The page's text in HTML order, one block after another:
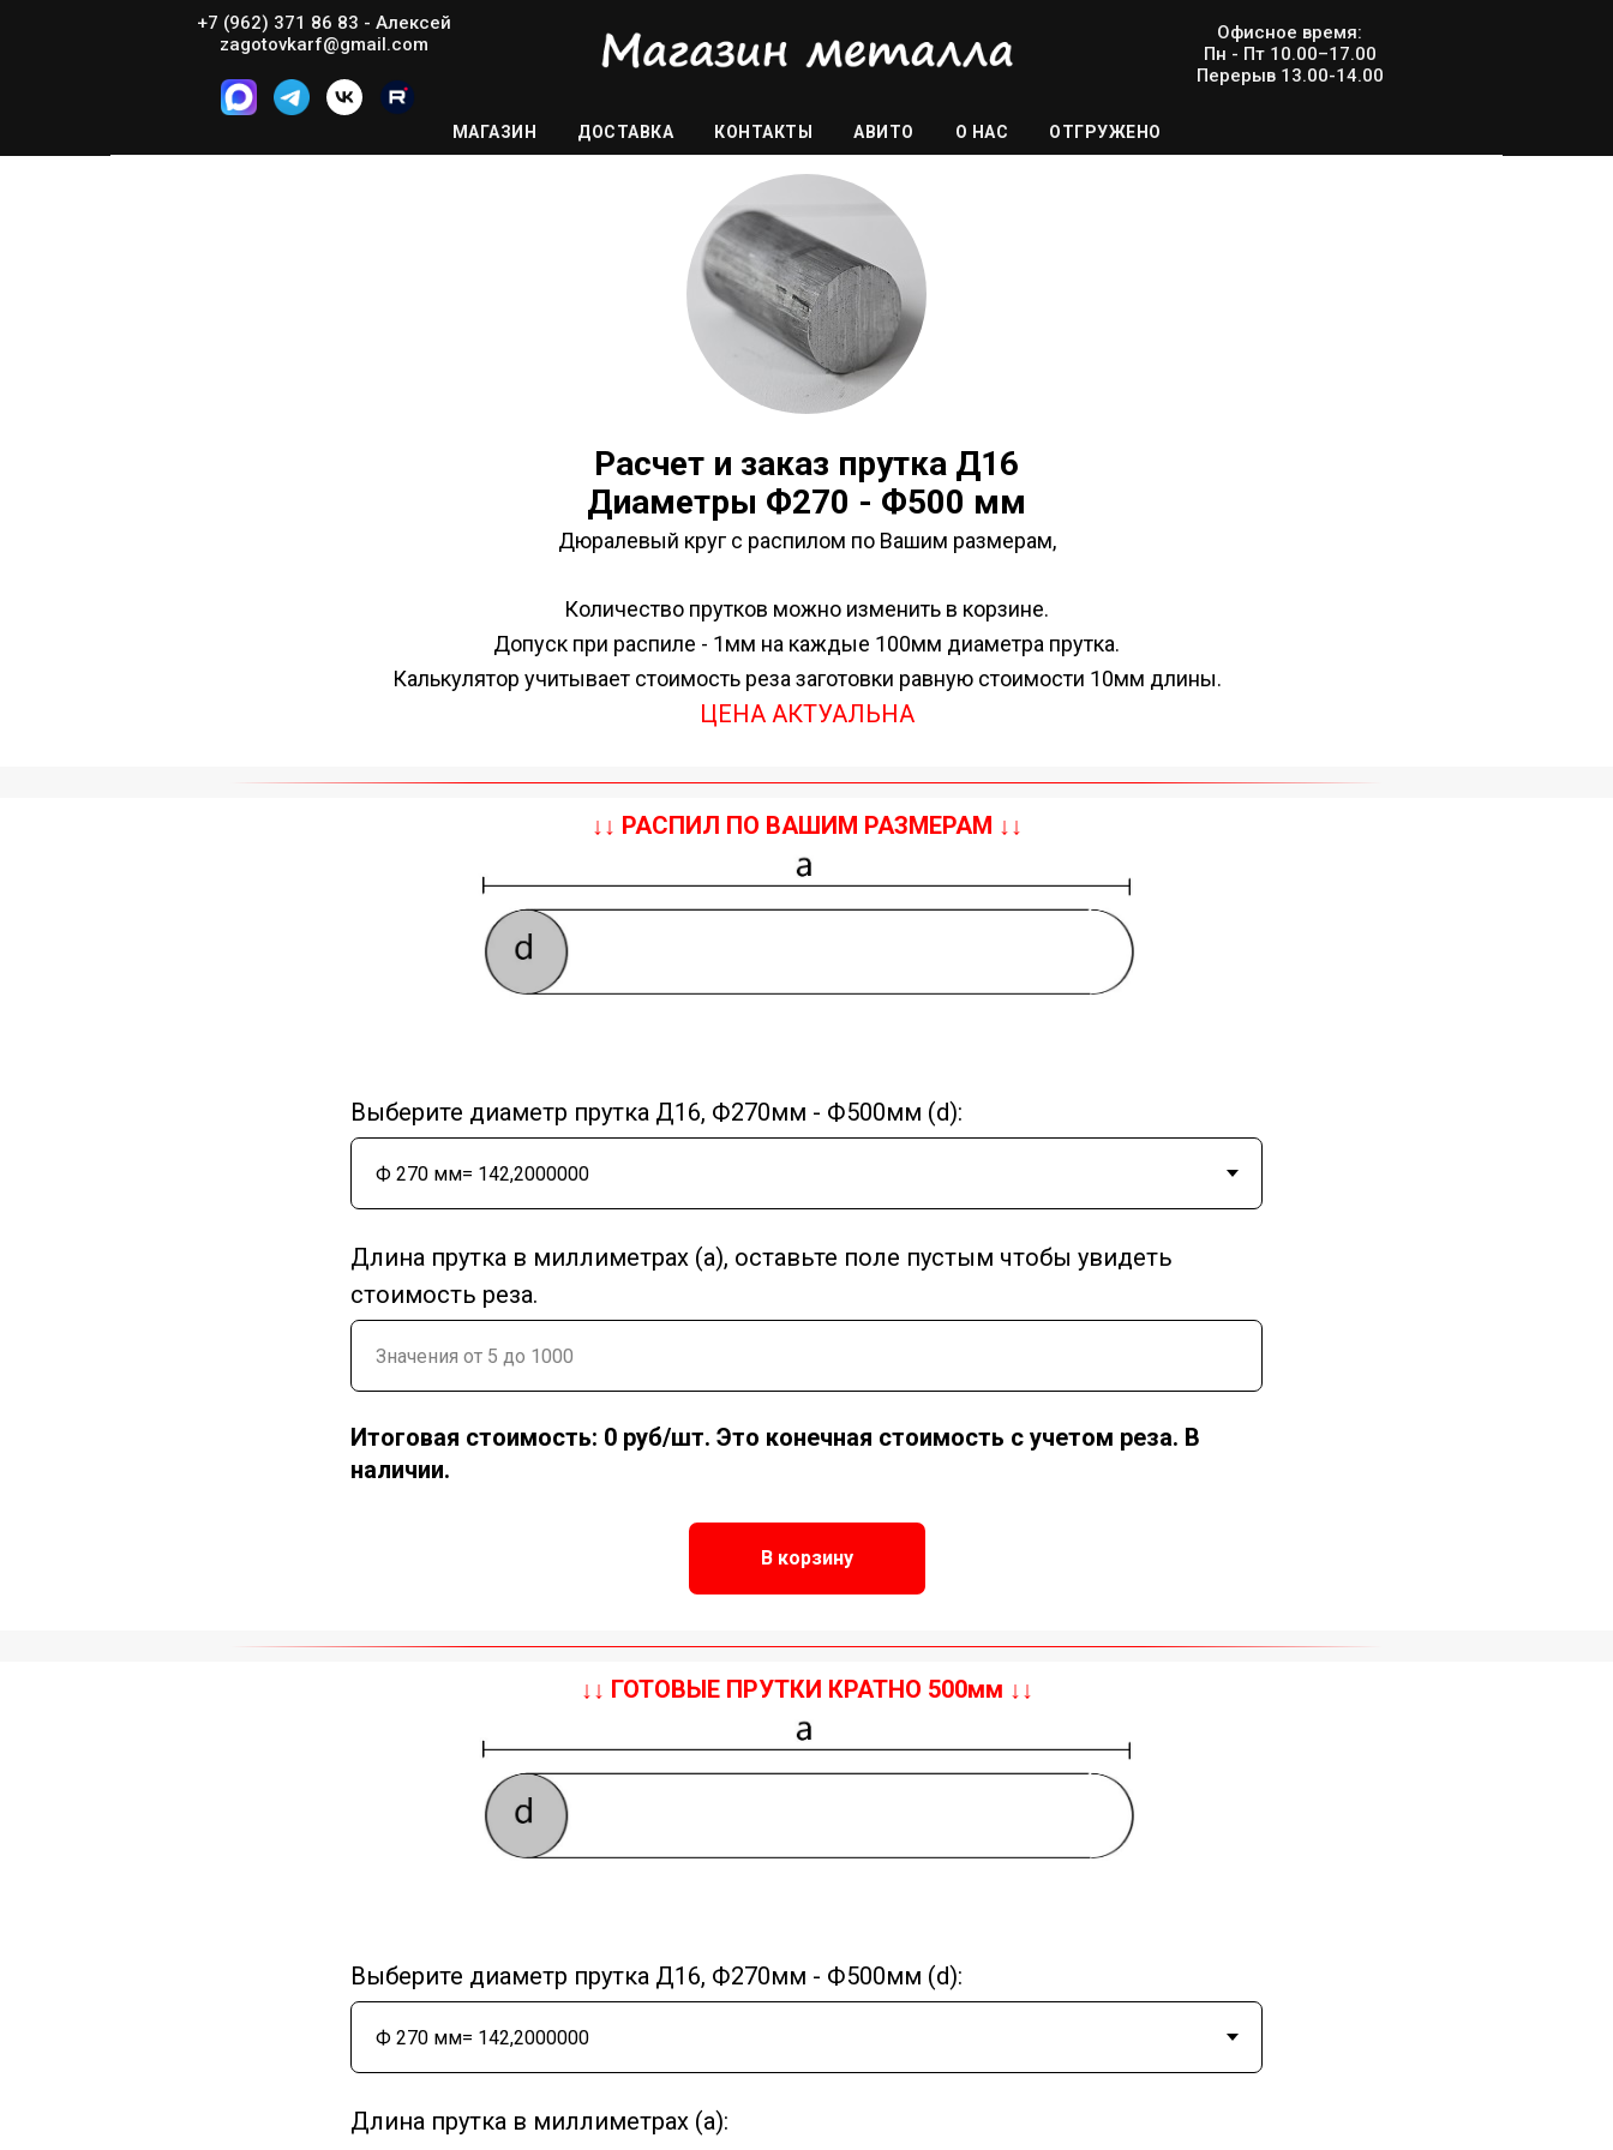
+7 (962) 371 86 83 - Алексей
zagotovkarf@gmail.com
Офисное время:
Пн - Пт 10.00–17.00
Перерыв 13.00-14.00
МАГАЗИН ДОСТАВКА КОНТАКТЫ АВИТО О НАС ОТГРУЖЕНО
Расчет и заказ прутка Д16
Диаметры Ф270 - Ф500 мм
Дюралевый круг с распилом по Вашим размерам,
Количество прутков можно изменить в корзине.
Допуск при распиле - 1мм на каждые 100мм диаметра прутка.
Калькулятор учитывает стоимость реза заготовки равную стоимости 10мм длины.
ЦЕНА АКТУАЛЬНА
↓↓ РАСПИЛ ПО ВАШИМ РАЗМЕРАМ ↓↓
Выберите диаметр прутка Д16, Ф270мм - Ф500мм (d):
Длина прутка в миллиметрах (a), оставьте поле пустым чтобы увидеть
стоимость реза.
Итоговая стоимость: 0 руб/шт. Это конечная стоимость с учетом реза. В
наличии.
В корзину
↓↓ ГОТОВЫЕ ПРУТКИ КРАТНО 500мм ↓↓
Выберите диаметр прутка Д16, Ф270мм - Ф500мм (d):
Длина прутка в миллиметрах (a):